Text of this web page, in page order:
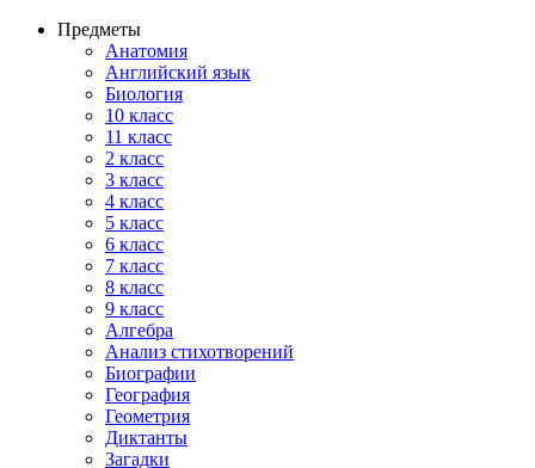
Предметы
Анатомия
Английский язык
Биология
10 класс
11 класс
2 класс
3 класс
4 класс
5 класс
6 класс
7 класс
8 класс
9 класс
Алгебра
Анализ стихотворений
Биографии
География
Геометрия
Диктанты
Загадки